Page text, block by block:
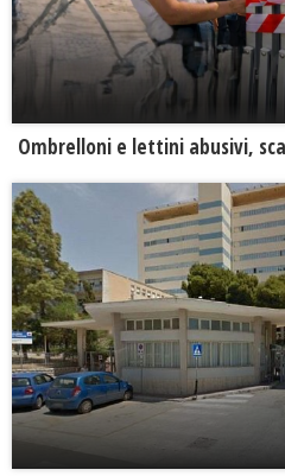
Ombrelloni e lettini abusivi,